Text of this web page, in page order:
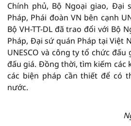
Chính phủ, Bộ Ngoại giao, Đại
Pháp, Phái đoàn VN bên cạnh
Bộ VH-TT-DL đã trao đổi với Bộ
Pháp, Đại sứ quán Pháp tại Việt
UNESCO và công ty tổ chức
đấu giá. Đồng thời, tìm kiếm các
các biện pháp cần thiết để có
nước.